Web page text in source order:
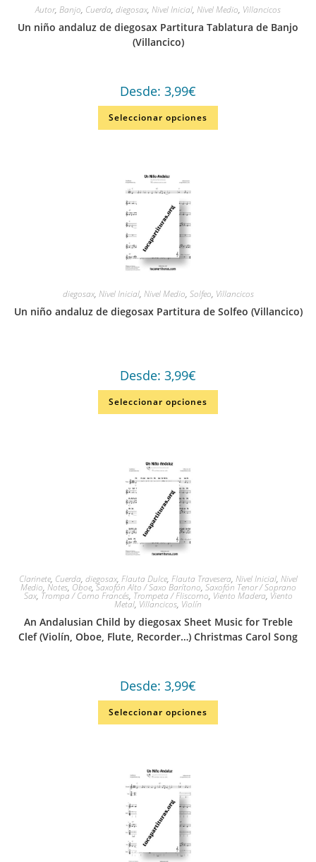
Autor, Banjo, Cuerda, diegosax, Nivel Inicial, Nivel Medio, Villancicos
Un niño andaluz de diegosax Partitura Tablatura de Banjo
(Villancico)
Desde: 3,99€
Seleccionar opciones
diegosax, Nivel Inicial, Nivel Medio, Solfeo, Villancicos
Un niño andaluz de diegosax Partitura de Solfeo (Villancico)
Desde: 3,99€
Seleccionar opciones
Clarinete, Cuerda, diegosax, Flauta Dulce, Flauta Travesera, Nivel Inicial, Nivel
Medio, Notes, Oboe,Saxofón Alto / Saxo Barítono, Saxofón Tenor / Soprano
Sax, Trompa / Corno Francés, Trompeta / Fliscorno, Viento Madera, Viento
Metal, Villancicos, Violín
An Andalusian Child by diegosax Sheet Music for Treble
Clef (Violín, Oboe, Flute, Recorder…) Christmas Carol Song
Desde: 3,99€
Seleccionar opciones